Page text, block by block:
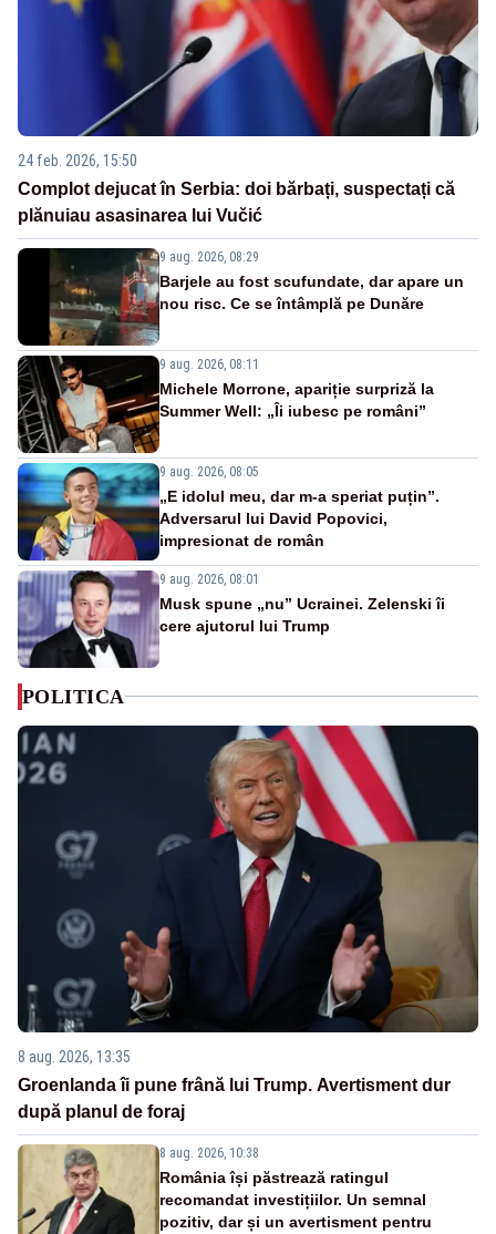
24 feb. 2026, 15:50
Complot dejucat în Serbia: doi bărbați, suspectați că
plănuiau asasinarea lui Vučić
9 aug. 2026, 08:29
Barjele au fost scufundate, dar apare un
nou risc. Ce se întâmplă pe Dunăre
9 aug. 2026, 08:11
Michele Morrone, apariție surpriză la
Summer Well: „Îi iubesc pe români”
9 aug. 2026, 08:05
„E idolul meu, dar m-a speriat puțin”.
Adversarul lui David Popovici,
impresionat de român
9 aug. 2026, 08:01
Musk spune „nu” Ucrainei. Zelenski îi
cere ajutorul lui Trump
POLITICA
8 aug. 2026, 13:35
Groenlanda îi pune frână lui Trump. Avertisment dur
după planul de foraj
8 aug. 2026, 10:38
România își păstrează ratingul
recomandat investițiilor. Un semnal
pozitiv, dar și un avertisment pentru